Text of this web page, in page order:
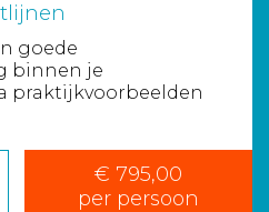
goede
binnen je
praktijkvoorbeelden
€ 795,00
per persoon